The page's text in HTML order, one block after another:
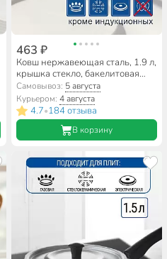
463 ₽
Ковш нержавеющая сталь, 1.9 л,
крышка стекло, бакелитовая
ручка, DNN1, SD-A19-16S
Самовывоз: 5 августа
Курьером: 4 августа
4.7•184 отзыва
В корзину